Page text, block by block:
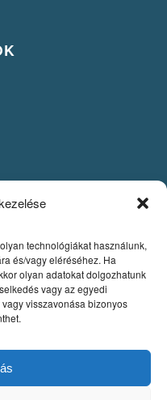
technológiákat használunk,
és/vagy eléréséhez. Ha
olyan adatokat dolgozhatunk
vagy az egyedi
visszavonása bizonyos
szeretne készíteni
elkészítéséhez